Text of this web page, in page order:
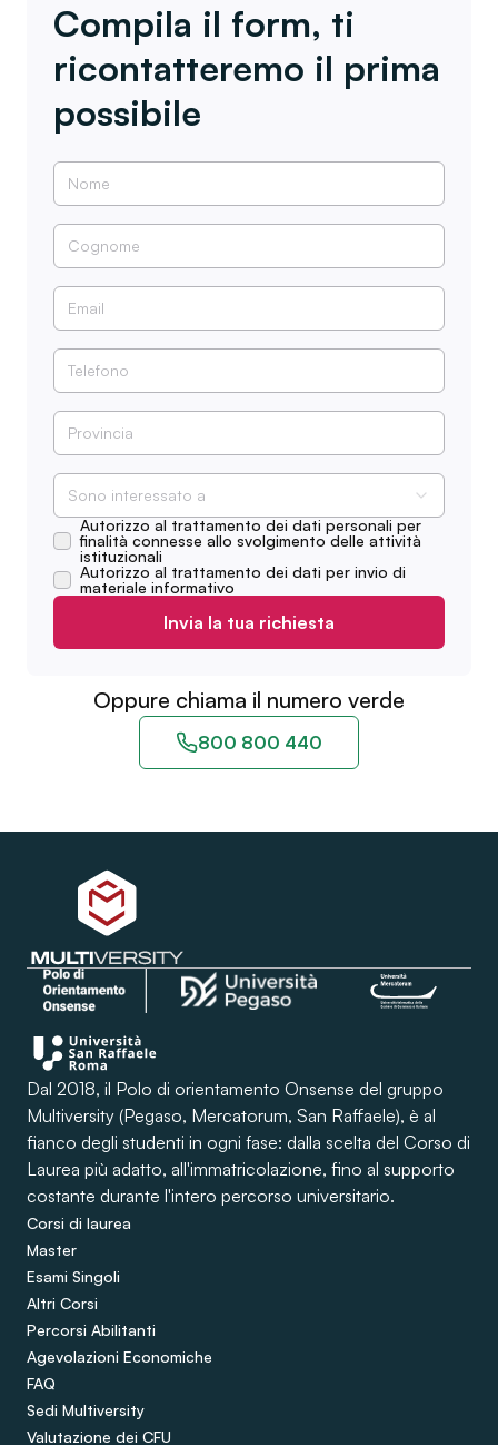
Compila il form, ti
ricontatteremo il prima
possibile
Sono interessato a
Autorizzo al trattamento dei dati personali per
finalità connesse allo svolgimento delle attività
istituzionali
Autorizzo al trattamento dei dati per invio di
materiale informativo
Invia la tua richiesta
Oppure chiama il numero verde
800 800 440
Dal 2018, il Polo di orientamento Onsense del gruppo
Multiversity (Pegaso, Mercatorum, San Raffaele), è al
fianco degli studenti in ogni fase: dalla scelta del Corso di
Laurea più adatto, all'immatricolazione, fino al supporto
costante durante l'intero percorso universitario.
Corsi di laurea
Master
Esami Singoli
Altri Corsi
Percorsi Abilitanti
Agevolazioni Economiche
FAQ
Sedi Multiversity
Valutazione dei CFU